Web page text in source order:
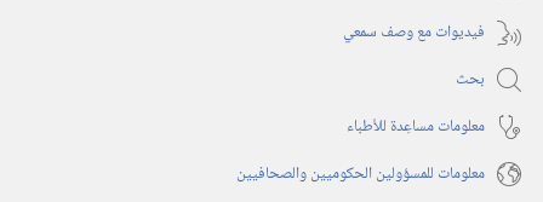
فيديوات مع وصف سمعي
بحث
معلومات مساعِدة للأطباء
معلومات للمسؤولين الحكوميين والصحافيين